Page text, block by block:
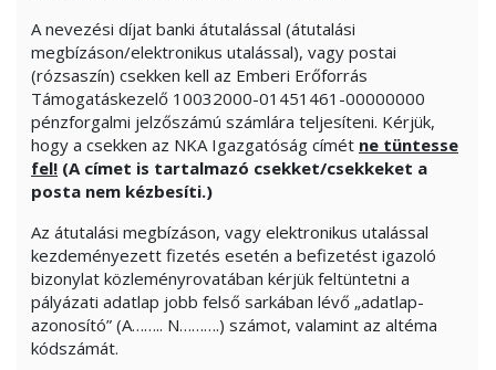
A nevezési díjat banki átutalással (átutalási
megbízáson/elektronikus utalással), vagy postai
(rózsaszín) csekken kell az Emberi Erőforrás
Támogatáskezelő 10032000-01451461-00000000
pénzforgalmi jelzőszámú számlára teljesíteni. Kérjük,
hogy a csekken az NKA Igazgatóság címét ne tüntesse
fel! (A címet is tartalmazó csekket/csekkeket a
posta nem kézbesíti.)
Az átutalási megbízáson, vagy elektronikus utalással
kezdeményezett fizetés esetén a befizetést igazoló
bizonylat közleményrovatában kérjük feltüntetni a
pályázati adatlap jobb felső sarkában lévő „adatlap-
azonosító” (A…….. N……….) számot, valamint az altéma
kódszámát.